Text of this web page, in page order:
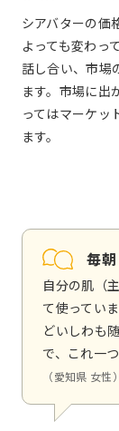
シアバターの価
よっても変わっ
話し合い、市場
ます。市場に出
ってはマーケッ
ます。
毎
自分の肌（
て使ってい
どいしわも
で、これ一
（愛知県 女性）